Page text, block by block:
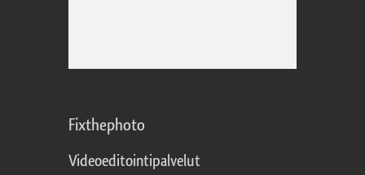
Fixthephoto
Videoeditointipalvelut